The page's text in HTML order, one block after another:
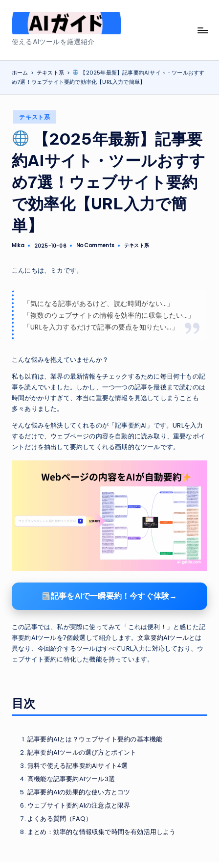
Skip
content
A
ガ
イ
使えるAIツールを厳選紹介
ホーム > テキスト系 >
【2025年最新】記事要約AIサイト・ツールおすす
め7選！ウェブサイト要約で効率化【URL入力で簡単】
Posted
in
テキスト系
【2025年最新】記事要
約AIサイト・ツールおすす
め7選！ウェブサイト要約
で効率化【URL入力で簡
単】
Posted
Mika 2025-10-06 No Comments
Posted
テキスト系
こんにちは、ミカです。
「気になる記事があるけど、読む時間がない…」
「複数のウェブサイトの情報を効率的に収集したい…」
「URLを入力するだけで記事の要点を知りたい…」
こんな悩みを抱えていませんか？
私も以前は、業界の最新情報をチェックするために毎日何十もの記
事を読んでいました。しかし、一つ一つの記事を最後まで読むのは
時間がかかりすぎて、本当に重要な情報を見逃してしまうことも
多々ありました。
そんな悩みを解決してくれるのが「記事要約AI」です。URLを入力
するだけで、ウェブページの内容を自動的に読み取り、重要なポイ
ントだけを抽出して要約してくれる画期的なツールです。
記事をAIで一瞬要約！今すぐ体験→
この記事では、私が実際に使ってみて「これは便利！」と感じた記
事要約AIツールを7個厳選して紹介します。文章要約AIツールとは
異なり、今回紹介するツールはすべてURL入力に対応しており、ウ
ェブサイト要約に特化した機能を持っています。
目次
記事要約AIとは？ウェブサイト要約の基本機能
記事要約AIツールの選び方とポイント
無料で使える記事要約AIサイト4選
高機能な記事要約AIツール3選
記事要約AIの効果的な使い方とコツ
ウェブサイト要約AIの注意点と限界
よくある質問（FAQ）
まとめ：効率的な情報収集で時間を有効活用しよう